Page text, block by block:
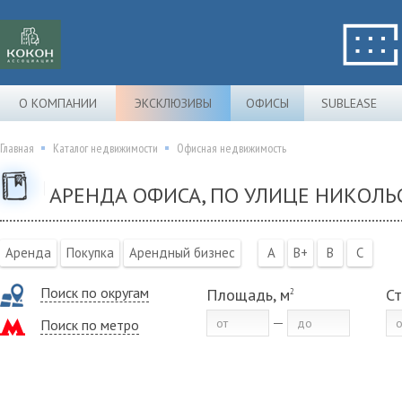
О КОМПАНИИ ЭКСКЛЮЗИВЫ ОФИСЫ SUBLEASE
Главная Каталог недвижимости Офисная недвижимость
АРЕНДА ОФИСА, ПО УЛИЦЕ
Аренда Покупка Арендный бизнес A B+ B C
Поиск по округам
Поиск по метро
Площадь, м2